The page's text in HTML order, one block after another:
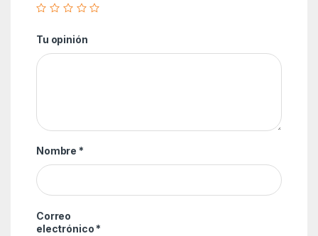
Tu opinión
Nombre *
Correo
electrónico *